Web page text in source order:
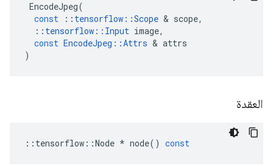
EncodeJpeg(
const
:: tensorflow ::Scope & scope,
:: tensorflow :: Input image,
const EncodeJpeg ::Attrs & attrs
)
العقدة
:: tensorflow ::Node * node() const